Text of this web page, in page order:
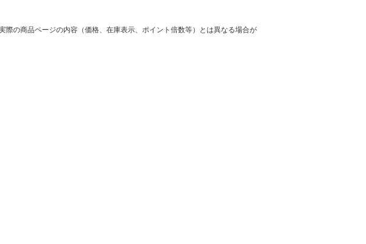
の商品ページの内容（価格、在庫表示、ポイント倍数等）とは異なる場合が